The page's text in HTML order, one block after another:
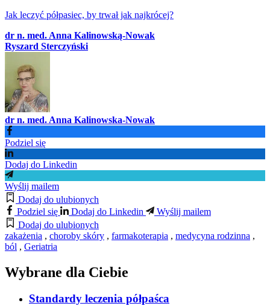
Jak leczyć półpasiec, by trwał jak najkrócej?
dr n. med. Anna Kalinowską-Nowak
Ryszard Sterczyński
dr n. med. Anna Kalinowska-Nowak
Podziel się
Dodaj do Linkedin
Wyślij mailem
Dodaj do ulubionych
Podziel się
Dodaj do Linkedin
Wyślij mailem
Dodaj do ulubionych
zakażenia , choroby skóry , farmakoterapia , medycyna rodzinna ,
ból , Geriatria
Wybrane dla Ciebie
Standardy leczenia półpaśca